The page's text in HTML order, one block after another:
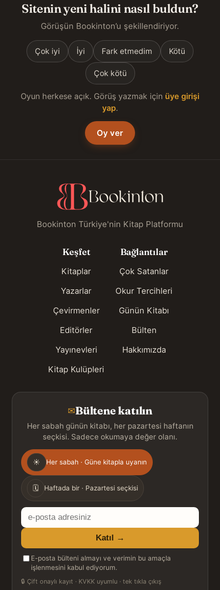
Sitenin yeni halini nasıl buldun?
Görüşün Bookinton’u şekillendiriyor.
Çok iyi İyi Fark etmedim Kötü
Çok kötü
Oyun herkese açık. Görüş yazmak için üye girişi
yap.
Oy ver
Bookinton Türkiye'nin Kitap Platformu
Keşfet
Kitaplar
Yazarlar
Çevirmenler
Editörler
Yayınevleri
Kitap Kulüpleri
Bağlantılar
Çok Satanlar
Okur Tercihleri
Günün Kitabı
Bülten
Hakkımızda
✉Bültene katılın
Her sabah günün kitabı, her pazartesi haftanın
seçkisi. Sadece okumaya değer olanı.
Gönderim
sıklığı
☀ Her sabah · Güne kitapla uyanın
🗓 Haftada bir · Pazartesi seçkisi
E-
posta
adresiniz
Katıl →
E-posta bülteni almayı ve verimin bu amaçla
işlenmesini kabul ediyorum.
🔒 Çift onaylı kayıt · KVKK uyumlu · tek tıkla çıkış